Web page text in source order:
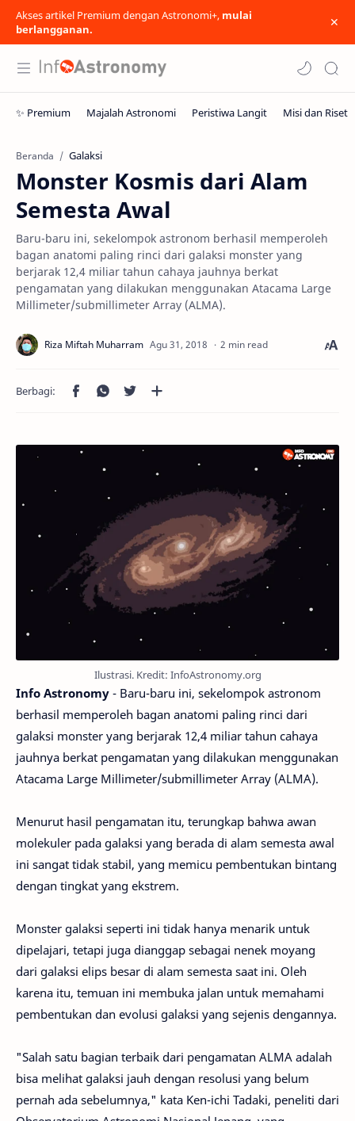
Akses artikel Premium dengan Astronomi+, mulai
berlangganan.
Beranda Galaksi
Monster Kosmis dari Alam
Semesta Awal
Baru-baru ini, sekelompok astronom berhasil memperoleh
bagan anatomi paling rinci dari galaksi monster yang
berjarak 12,4 miliar tahun cahaya jauhnya berkat
pengamatan yang dilakukan menggunakan Atacama Large
Millimeter/submillimeter Array (ALMA).
2 min read
Ilustrasi. Kredit: InfoAstronomy.org
Info Astronomy - Baru-baru ini, sekelompok astronom
berhasil memperoleh bagan anatomi paling rinci dari
galaksi monster yang berjarak 12,4 miliar tahun cahaya
jauhnya berkat pengamatan yang dilakukan menggunakan
Atacama Large Millimeter/submillimeter Array (ALMA).
Menurut hasil pengamatan itu, terungkap bahwa awan
molekuler pada galaksi yang berada di alam semesta awal
ini sangat tidak stabil, yang memicu pembentukan bintang
dengan tingkat yang ekstrem.
Monster galaksi seperti ini tidak hanya menarik untuk
dipelajari, tetapi juga dianggap sebagai nenek moyang
dari galaksi elips besar di alam semesta saat ini. Oleh
karena itu, temuan ini membuka jalan untuk memahami
pembentukan dan evolusi galaksi yang sejenis dengannya.
"Salah satu bagian terbaik dari pengamatan ALMA adalah
bisa melihat galaksi jauh dengan resolusi yang belum
pernah ada sebelumnya," kata Ken-ichi Tadaki, peneliti dari